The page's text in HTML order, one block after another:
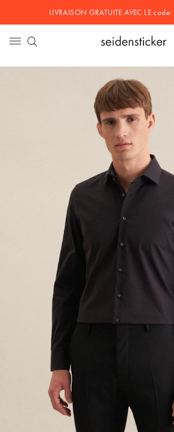
LIVRAISON GRATUITE AVEC LEcode: